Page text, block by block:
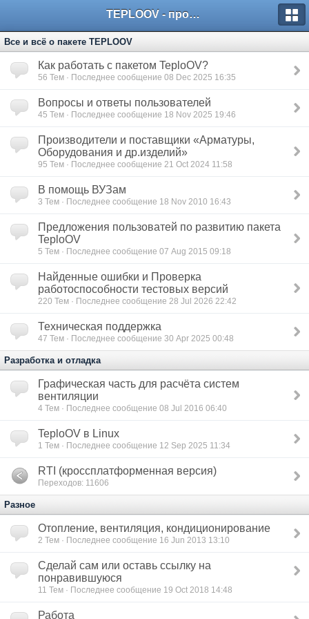
TEPLOOV - программный комплекс для расчёта систем отопления и вентиляции
Все и всё о пакете TEPLOOV
Как работать с пакетом TeploOV?
56 Тем · Последнее сообщение 08 Dec 2025 16:35
Вопросы и ответы пользователей
45 Тем · Последнее сообщение 18 Nov 2025 19:46
Производители и поставщики «Арматуры,
Оборудования и др.изделий»
95 Тем · Последнее сообщение 21 Oct 2024 11:58
В помощь ВУЗам
3 Тем · Последнее сообщение 18 Nov 2010 16:43
Предложения пользоватей по развитию пакета
TeploOV
5 Тем · Последнее сообщение 07 Aug 2015 09:18
Найденные ошибки и Проверка
работоспособности тестовых версий
220 Тем · Последнее сообщение 28 Jul 2026 22:42
Техническая поддержка
47 Тем · Последнее сообщение 30 Apr 2025 00:48
Разработка и отладка
Графическая часть для расчёта систем
вентиляции
4 Тем · Последнее сообщение 08 Jul 2016 06:40
TeploOV в Linux
1 Тем · Последнее сообщение 12 Sep 2025 11:34
RTI (кроссплатформенная версия)
Переходов: 11606
Разное
Отопление, вентиляция, кондиционирование
2 Тем · Последнее сообщение 16 Jun 2013 13:10
Сделай сам или оставь ссылку на
понравившуюся
11 Тем · Последнее сообщение 19 Oct 2018 14:48
Работа